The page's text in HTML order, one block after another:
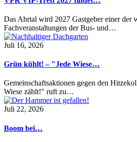
Das Ahrtal wird 2027 Gastgeber einer der
Fachveranstaltungen der Bus- und…
Juli 16, 2026
Grün kühlt! – "Jede Wiese…
Gemeinschaftsaktionen gegen den
Wiese zählt!" ruft zu…
Juli 22, 2026
Boom bei…